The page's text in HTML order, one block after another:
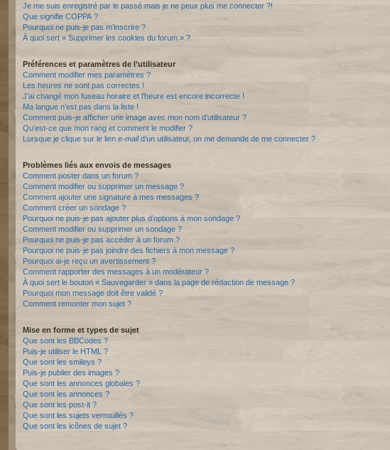
Je me suis enregistré par le passé mais je ne peux plus me connecter ?!
Que signifie COPPA ?
Pourquoi ne puis-je pas m’inscrire ?
À quoi sert « Supprimer les cookies du forum » ?
Préférences et paramètres de l’utilisateur
Comment modifier mes paramètres ?
Les heures ne sont pas correctes !
J’ai changé mon fuseau horaire et l’heure est encore incorrecte !
Ma langue n’est pas dans la liste !
Comment puis-je afficher une image avec mon nom d’utilisateur ?
Qu’est-ce que mon rang et comment le modifier ?
Lorsque je clique sur le lien e-maild’un utilisateur, on me demande de me connecter ?
Problèmes liés aux envois de messages
Comment poster dans un forum ?
Comment modifier ou supprimer un message ?
Comment ajouter une signature à mes messages ?
Comment créer un sondage ?
Pourquoi ne puis-je pas ajouter plus d’options à mon sondage ?
Comment modifier ou supprimer un sondage ?
Pourquoi ne puis-je pas accéder à un forum ?
Pourquoi ne puis-je pas joindre des fichiers à mon message ?
Pourquoi ai-je reçu un avertissement ?
Comment rapporter des messages à un modérateur ?
À quoi sert le bouton « Sauvegarder » dans la page de rédaction de message ?
Pourquoi mon message doit être validé ?
Comment remonter mon sujet ?
Mise en forme et types de sujet
Que sont les BBCodes ?
Puis-je utiliser le HTML ?
Que sont les smileys ?
Puis-je publier des images ?
Que sont les annonces globales ?
Que sont les annonces ?
Que sont les post-it ?
Que sont les sujets verrouillés ?
Que sont les icônes de sujet ?